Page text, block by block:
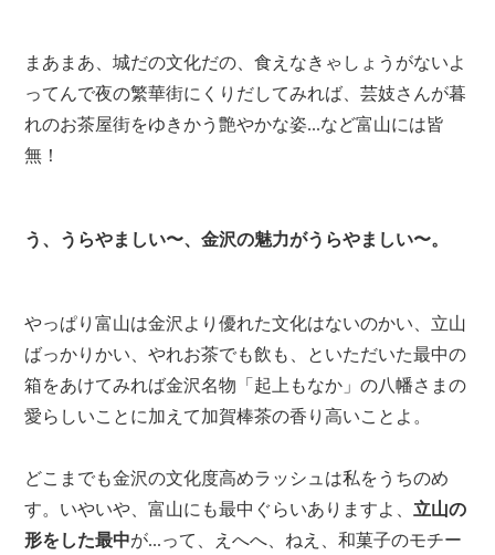
まあまあ、城だの文化だの、食えなきゃしょうがないよ
ってんで夜の繁華街にくりだしてみれば、芸妓さんが暮
れのお茶屋街をゆきかう艶やかな姿...など富山には皆
無！
う、うらやましい〜、金沢の魅力がうらやましい〜。
やっぱり富山は金沢より優れた文化はないのかい、立山
ばっかりかい、やれお茶でも飲も、といただいた最中の
箱をあけてみれば金沢名物「起上もなか」の八幡さまの
愛らしいことに加えて加賀棒茶の香り高いことよ。
どこまでも金沢の文化度高めラッシュは私をうちのめ
す。いやいや、富山にも最中ぐらいありますよ、立山の
形をした最中が...って、えへへ、ねえ、和菓子のモチー